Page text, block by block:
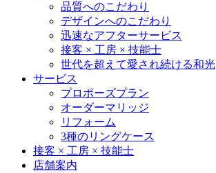
品質へのこだわり
デザインへのこだわり
迅速なアフターサービス
接客 × 工房 × 技能士
世代を超えて愛され続ける和光
サービス
プロポーズプラン
オーダーマリッジ
リフォーム
3種のリングケース
接客 × 工房 × 技能士
店舗案内